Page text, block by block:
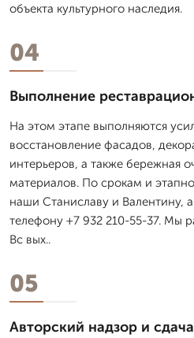
объекта культурного наследия.
04
Выполнение
На этом этапе выполняются
восстановление фасадов,
интерьеров, а также бережная
материалов. По срокам и
наши Станиславу и Валентину,
телефону +7 932 210-55-37. Мы
Вс вых..
05
Авторский надзор и